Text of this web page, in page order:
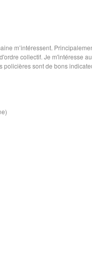
m’intéressent.
collectif. Je m'intéresse
sont de bons